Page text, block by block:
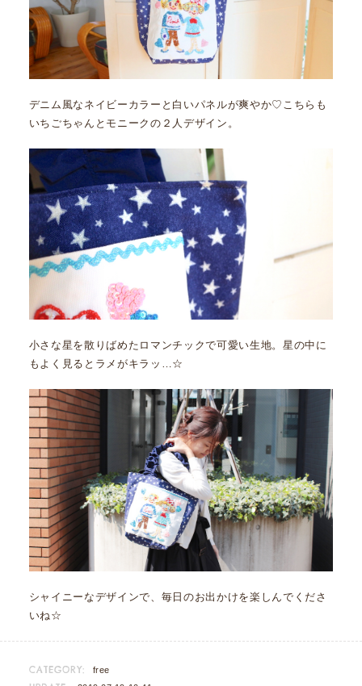
デニム風なネイビーカラーと白いパネルが爽やか♡こちらも
いちごちゃんとモニークの２人デザイン。
小さな星を散りばめたロマンチックで可愛い生地。星の中に
もよく見るとラメがキラッ…☆
シャイニーなデザインで、毎日のお出かけを楽しんでくださ
いね☆
CATEGORY: free